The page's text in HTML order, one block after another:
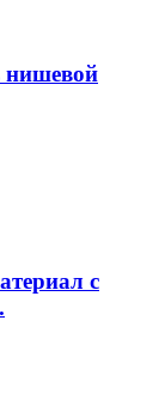
нишевой
с